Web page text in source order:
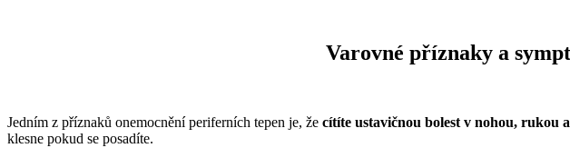
Varovné příznaky a
Jedním z příznaků onemocnění periferních tepen je, že cítíte ustavičnou bolest v nohou, rukou
klesne pokud se posadíte.